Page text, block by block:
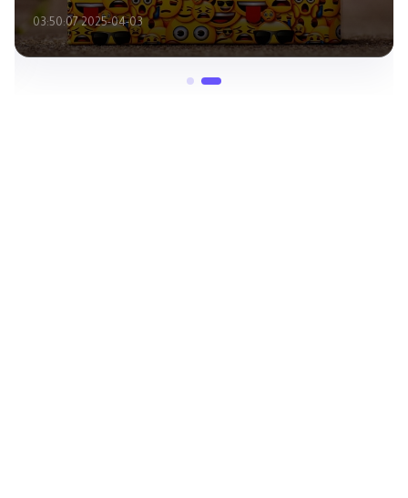
2025-04-03 03:50:07